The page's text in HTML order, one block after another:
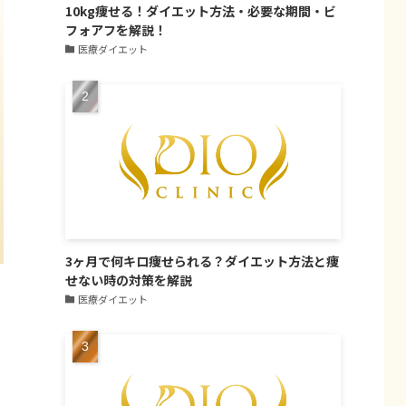
10kg痩せる！ダイエット方法・必要な期間・ビ
フォアフを解説！
医療ダイエット
3ヶ月で何キロ痩せられる？ダイエット方法と痩
せない時の対策を解説
医療ダイエット